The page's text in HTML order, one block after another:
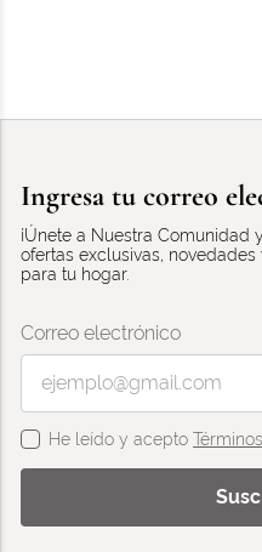
Ingresa tu correo
¡Únete a Nuestra Comunidad
ofertas exclusivas,
para tu hogar.
Correo electrónico
He leído y acepto